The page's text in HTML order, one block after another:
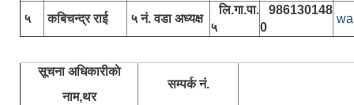
५ कबिचन्द्र राई ५ नं. वडा अध्यक्ष
लि.गा.पा.
५
986130148
0
सूचना अधिकारीकाे
नाम,थर
सम्पर्क नं.